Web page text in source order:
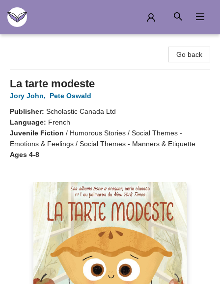
Go back
La tarte modeste
Jory John,
Pete Oswald
Publisher: Scholastic Canada Ltd
Language: French
Juvenile Fiction / Humorous Stories / Social Themes -
Emotions & Feelings / Social Themes - Manners & Etiquette
Ages 4-8